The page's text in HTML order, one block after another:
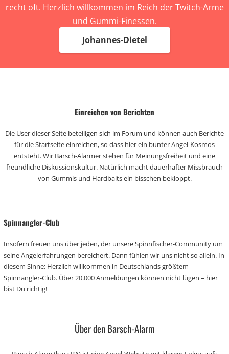
recht oft. Herzlich willkommen im Reich der Twitch-Arme
und Gummi-Finessen.
Johannes-Dietel
Einreichen von Berichten
Die User dieser Seite beteiligen sich im Forum und können auch Berichte
für die Startseite einreichen, so dass hier ein bunter Angel-Kosmos
entsteht. Wir Barsch-Alarmer stehen für Meinungsfreiheit und eine
freundliche Diskussionskultur. Natürlich macht dauerhafter Missbrauch
von Gummis und Hardbaits ein bisschen bekloppt.
Spinnangler-Club
Insofern freuen uns über jeden, der unsere Spinnfischer-Community um
seine Angelerfahrungen bereichert. Dann fühlen wir uns nicht so allein. In
diesem Sinne: Herzlich willkommen in Deutschlands größtem
Spinnangler-Club. Über 20.000 Anmeldungen können nicht lügen – hier
bist Du richtig!
Über den Barsch-Alarm